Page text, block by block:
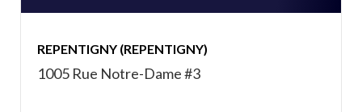
REPENTIGNY (REPENTIGNY)
1005 Rue Notre-Dame #3